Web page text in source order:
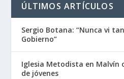
ÚLTIMOS ARTÍCULOS
Sergio Botana: “Nunca vi
Gobierno”
Iglesia Metodista en Malvín
de jóvenes